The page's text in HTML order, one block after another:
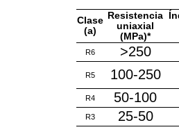
Clase
(a)
Resistencia
uniaxial
(MPa)*
R6 >250
R5 100-250
R4 50-100
R3
25-50